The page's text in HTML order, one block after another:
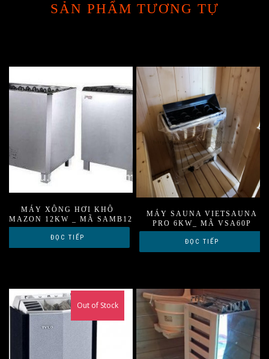
SẢN PHẨM TƯƠNG TỰ
MÁY XÔNG HƠI KHÔ
AMAZON 12KW _ MÃ SAMB12
ĐỌC TIẾP
MÁY SAUNA VIETSAUNA
PRO 6KW_ MÃ VSA60P
ĐỌC TIẾP
Out of Stock